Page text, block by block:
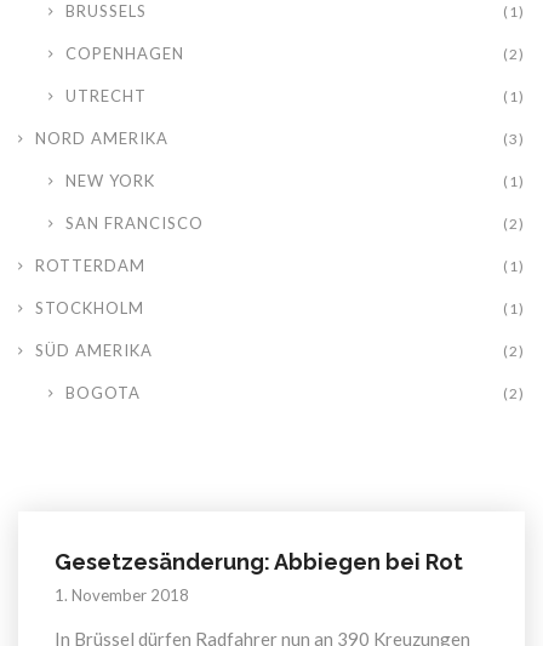
BRUSSELS (1)
COPENHAGEN (2)
UTRECHT (1)
NORD AMERIKA (3)
NEW YORK (1)
SAN FRANCISCO (2)
ROTTERDAM (1)
STOCKHOLM (1)
SÜD AMERIKA (2)
BOGOTA (2)
Gesetzesänderung: Abbiegen bei Rot
1. November 2018
In Brüssel dürfen Radfahrer nun an 390 Kreuzungen